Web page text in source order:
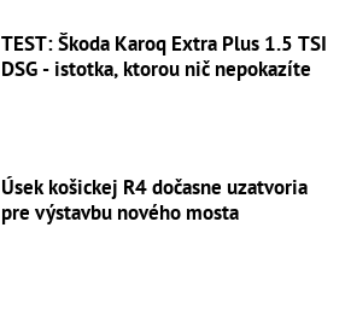
TEST: Škoda Karoq Extra Plus 1.5 TSI
DSG - istotka, ktorou nič nepokazíte
Úsek košickej R4 dočasne uzatvoria
pre výstavbu nového mosta